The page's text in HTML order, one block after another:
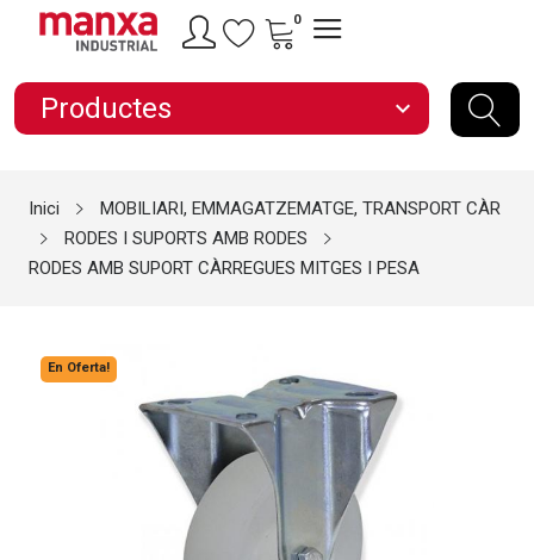
0
Productes expand_more
Inici
MOBILIARI, EMMAGATZEMATGE, TRANSPORT CÀR
RODES I SUPORTS AMB RODES
RODES AMB SUPORT CÀRREGUES MITGES I PESA
En Oferta!